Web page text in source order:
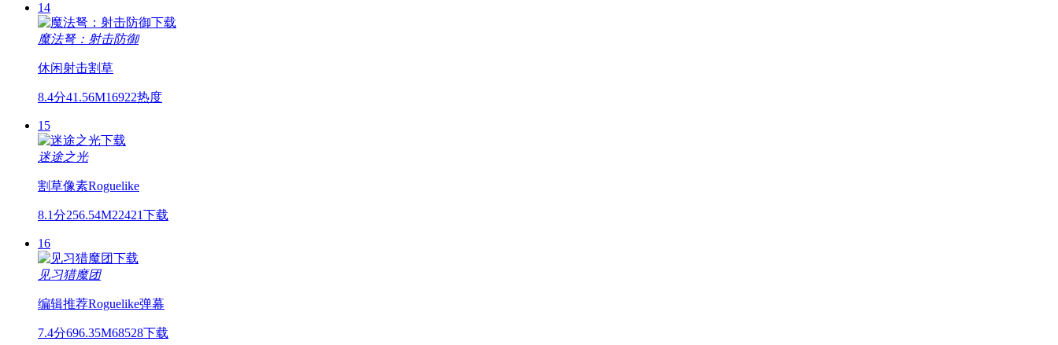
14
魔法弩：射击防御
休闲射击割草
8.4分41.56M16922热度
15
迷途之光
割草像素Roguelike
8.1分256.54M22421下载
16
见习猎魔团
编辑推荐Roguelike弹幕
7.4分696.35M68528下载